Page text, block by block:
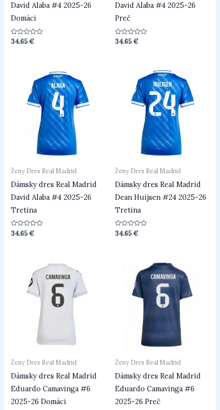
David Alaba #4 2025-26
Domáci
Hodnotenie
34.65€
David Alaba #4 2025-26
Preč
Hodnotenie
34.65€
Ženy Dres Real Madrid
Dámsky dres Real Madrid
David Alaba #4 2025-26
Tretina
Hodnotenie
0
34.65€
Ženy Dres Real Madrid
Dámsky dres Real Madrid
Dean Huijsen #24 2025-26
Tretina
Hodnotenie
0
34.65€
Ženy Dres Real Madrid
Dámsky dres Real Madrid
Eduardo Camavinga #6
2025-26 Domáci
Ženy Dres Real Madrid
Dámsky dres Real Madrid
Eduardo Camavinga #6
2025-26 Preč